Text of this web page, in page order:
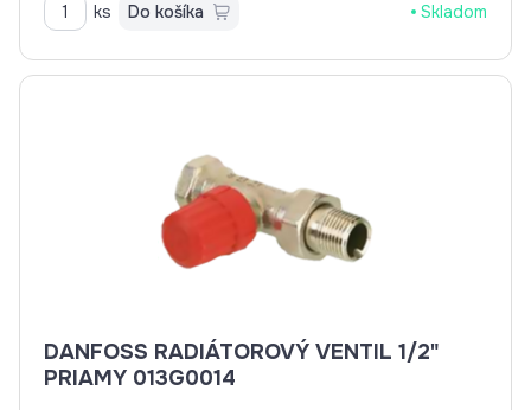
ks Do košíka Skladom
DANFOSS RADIÁTOROVÝ VENTIL 1/2"
PRIAMY 013G0014